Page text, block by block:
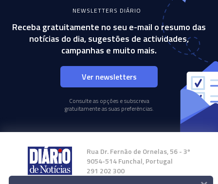
NEWSLETTERS DIÁRIO
Receba gratuitamente no seu e-mail o resumo das
notícias do dia, sugestões de actividades,
campanhas e muito mais.
Ver newsletters
Consulte as opções e subscreva
gratuitamente as suas preferências.
Rua Dr. Fernão de Ornelas, 56 - 3º
9054-514 Funchal, Portugal
291 202 300